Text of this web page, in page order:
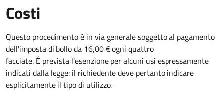
Costi
Questo procedimento è in via generale soggetto al pagamento
dell'imposta di bollo da 16,00 € ogni quattro
facciate. É prevista l'esenzione per alcuni usi espressamente
indicati dalla legge: il richiedente deve pertanto indicare
esplicitamente il tipo di utilizzo.